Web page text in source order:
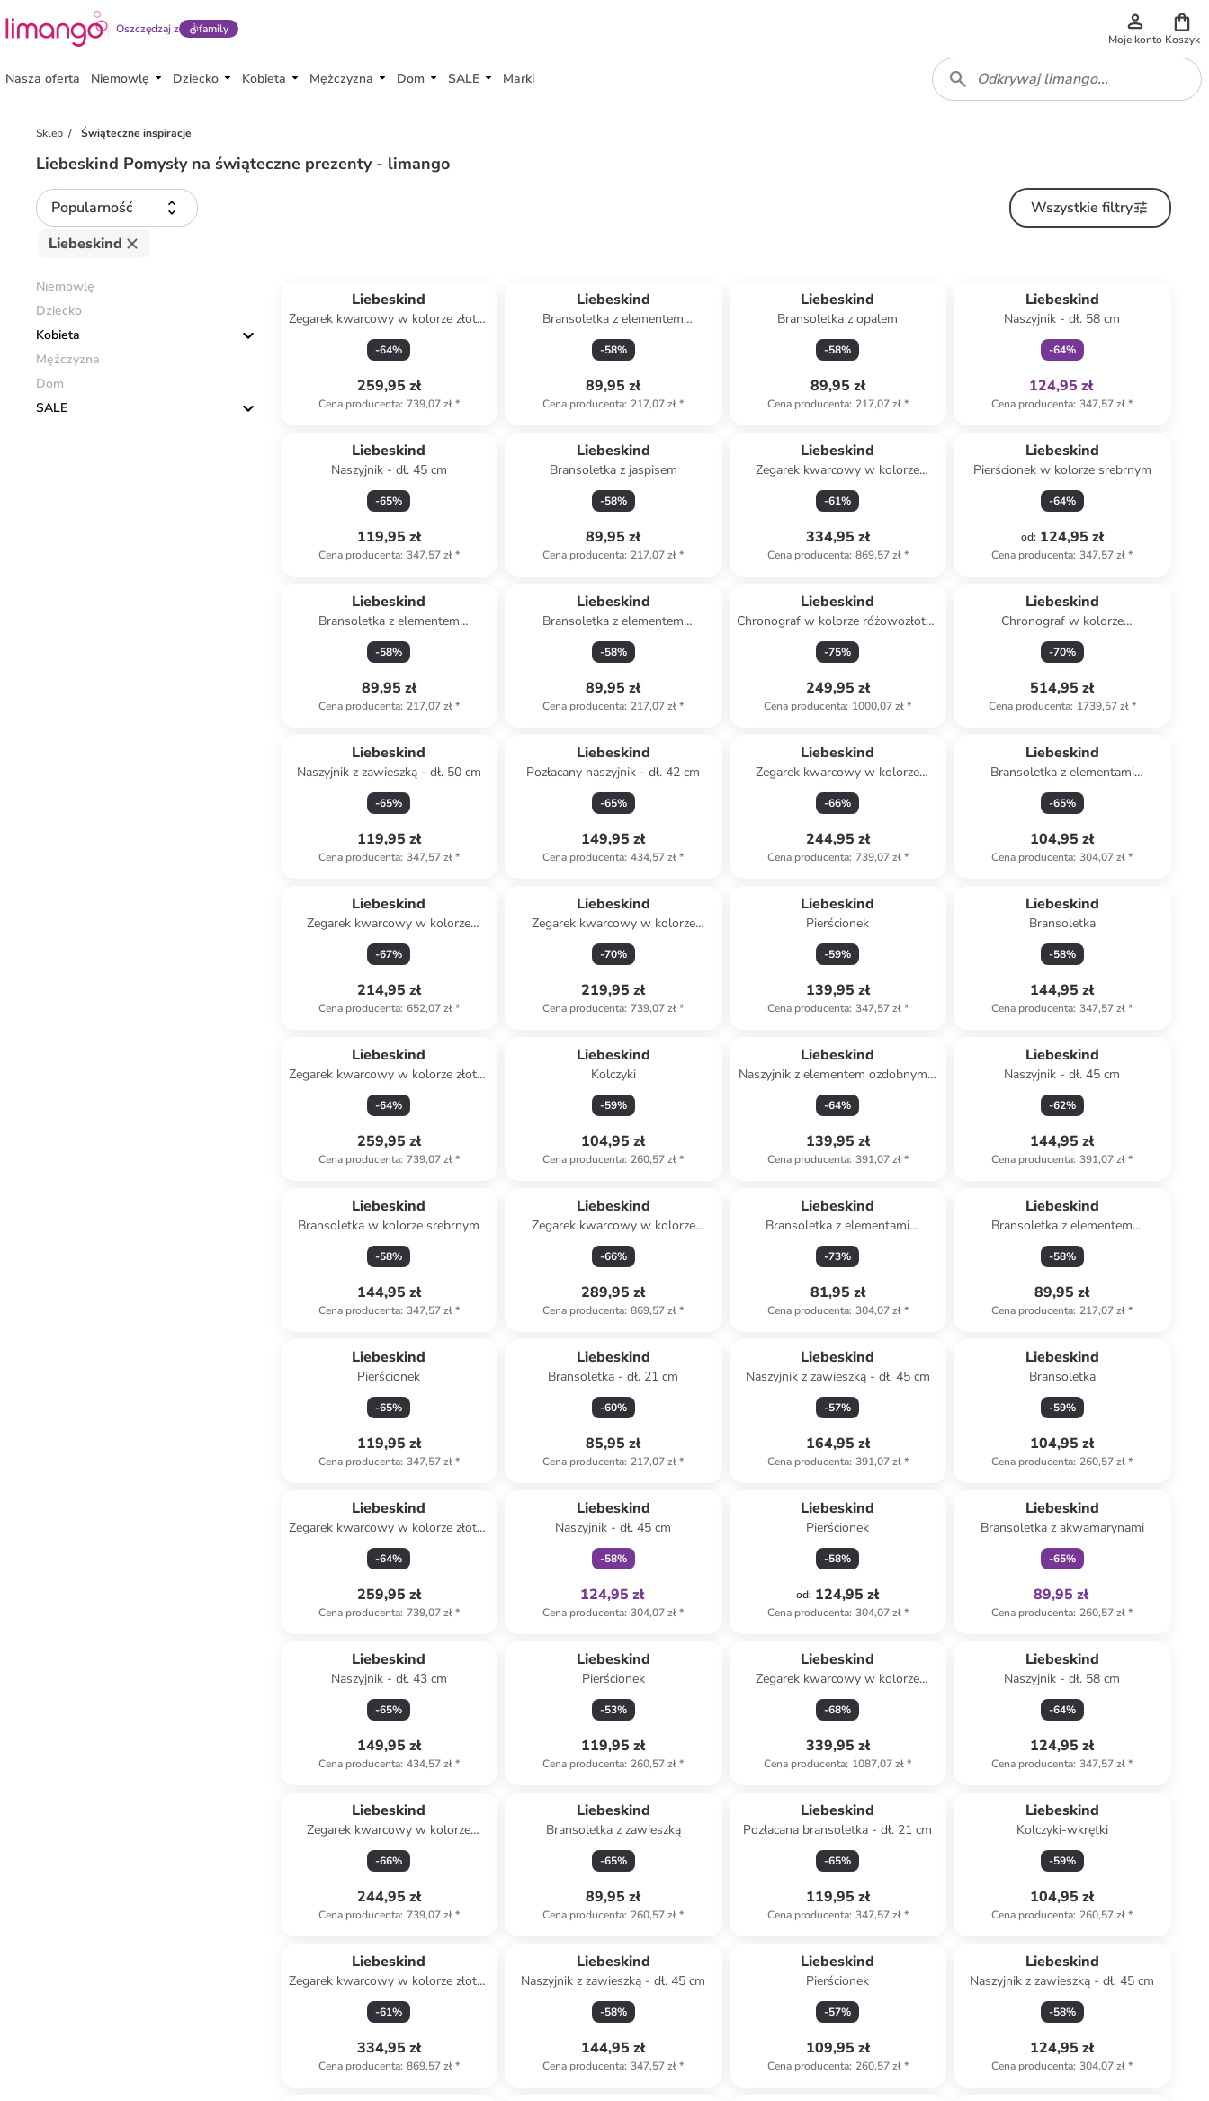
Oszczędzaj z family
Moje konto Koszyk
Nasza oferta Niemowlę Dziecko Kobieta Mężczyzna Dom SALE Marki
Sklep Świąteczne inspiracje
Liebeskind Pomysły na świąteczne prezenty - limango
Popularność
Wszystkie filtry
Liebeskind
Niemowlę
Dziecko
Kobieta
Mężczyzna
Dom
SALE
Liebeskind
Zegarek kwarcowy w kolorze złoto-
białym
-64%
259,95 zł
Cena producenta: 739,07 zł*
Liebeskind
Bransoletka z elementem
ozdobnym
-58%
89,95 zł
Cena producenta: 217,07 zł*
Liebeskind
Bransoletka z opalem
-58%
89,95 zł
Cena producenta: 217,07 zł*
Liebeskind
Naszyjnik - dł. 58 cm
-64%
124,95 zł
Cena producenta: 347,57 zł*
Liebeskind
Naszyjnik - dł. 45 cm
-65%
119,95 zł
Cena producenta: 347,57 zł*
Liebeskind
Bransoletka z jaspisem
-58%
89,95 zł
Cena producenta: 217,07 zł*
Liebeskind
Zegarek kwarcowy w kolorze
srebrno-błękitnym
-61%
334,95 zł
Cena producenta: 869,57 zł*
Liebeskind
Pierścionek w kolorze srebrnym
-64%
od: 124,95 zł
Cena producenta: 347,57 zł*
Liebeskind
Bransoletka z elementem
ozdobnym
-58%
89,95 zł
Cena producenta: 217,07 zł*
Liebeskind
Bransoletka z elementem
ozdobnym
-58%
89,95 zł
Cena producenta: 217,07 zł*
Liebeskind
Chronograf w kolorze różowozłoto-
czarnym
-75%
249,95 zł
Cena producenta: 1000,07 zł*
Liebeskind
Chronograf w kolorze
różowozłotym
-70%
514,95 zł
Cena producenta: 1739,57 zł*
Liebeskind
Naszyjnik z zawieszką - dł. 50 cm
-65%
119,95 zł
Cena producenta: 347,57 zł*
Liebeskind
Pozłacany naszyjnik - dł. 42 cm
-65%
149,95 zł
Cena producenta: 434,57 zł*
Liebeskind
Zegarek kwarcowy w kolorze
różowozłoto-szarym
-66%
244,95 zł
Cena producenta: 739,07 zł*
Liebeskind
Bransoletka z elementami
ozdobnymi
-65%
104,95 zł
Cena producenta: 304,07 zł*
Liebeskind
Zegarek kwarcowy w kolorze
srebrnym
-67%
214,95 zł
Cena producenta: 652,07 zł*
Liebeskind
Zegarek kwarcowy w kolorze
srebrno-czarnym
-70%
219,95 zł
Cena producenta: 739,07 zł*
Liebeskind
Pierścionek
-59%
139,95 zł
Cena producenta: 347,57 zł*
Liebeskind
Bransoletka
-58%
144,95 zł
Cena producenta: 347,57 zł*
Liebeskind
Zegarek kwarcowy w kolorze złoto-
białym
-64%
259,95 zł
Cena producenta: 739,07 zł*
Liebeskind
Kolczyki
-59%
104,95 zł
Cena producenta: 260,57 zł*
Liebeskind
Naszyjnik z elementem ozdobnym -
dł. 45 cm
-64%
139,95 zł
Cena producenta: 391,07 zł*
Liebeskind
Naszyjnik - dł. 45 cm
-62%
144,95 zł
Cena producenta: 391,07 zł*
Liebeskind
Bransoletka w kolorze srebrnym
-58%
144,95 zł
Cena producenta: 347,57 zł*
Liebeskind
Zegarek kwarcowy w kolorze
srebrno-złotym
-66%
289,95 zł
Cena producenta: 869,57 zł*
Liebeskind
Bransoletka z elementami
ozdobnymi
-73%
81,95 zł
Cena producenta: 304,07 zł*
Liebeskind
Bransoletka z elementem
ozdobnym
-58%
89,95 zł
Cena producenta: 217,07 zł*
Liebeskind
Pierścionek
-65%
119,95 zł
Cena producenta: 347,57 zł*
Liebeskind
Bransoletka - dł. 21 cm
-60%
85,95 zł
Cena producenta: 217,07 zł*
Liebeskind
Naszyjnik z zawieszką - dł. 45 cm
-57%
164,95 zł
Cena producenta: 391,07 zł*
Liebeskind
Bransoletka
-59%
104,95 zł
Cena producenta: 260,57 zł*
Liebeskind
Zegarek kwarcowy w kolorze złoto-
białym
-64%
259,95 zł
Cena producenta: 739,07 zł*
Liebeskind
Naszyjnik - dł. 45 cm
-58%
124,95 zł
Cena producenta: 304,07 zł*
Liebeskind
Pierścionek
-58%
od: 124,95 zł
Cena producenta: 304,07 zł*
Liebeskind
Bransoletka z akwamarynami
-65%
89,95 zł
Cena producenta: 260,57 zł*
Liebeskind
Naszyjnik - dł. 43 cm
-65%
149,95 zł
Cena producenta: 434,57 zł*
Liebeskind
Pierścionek
-53%
119,95 zł
Cena producenta: 260,57 zł*
Liebeskind
Zegarek kwarcowy w kolorze
srebrno-białym
-68%
339,95 zł
Cena producenta: 1087,07 zł*
Liebeskind
Naszyjnik - dł. 58 cm
-64%
124,95 zł
Cena producenta: 347,57 zł*
Liebeskind
Zegarek kwarcowy w kolorze
złotym
-66%
244,95 zł
Cena producenta: 739,07 zł*
Liebeskind
Bransoletka z zawieszką
-65%
89,95 zł
Cena producenta: 260,57 zł*
Liebeskind
Pozłacana bransoletka - dł. 21 cm
-65%
119,95 zł
Cena producenta: 347,57 zł*
Liebeskind
Kolczyki-wkrętki
-59%
104,95 zł
Cena producenta: 260,57 zł*
Liebeskind
Zegarek kwarcowy w kolorze złoto-
czarnym
-61%
334,95 zł
Cena producenta: 869,57 zł*
Liebeskind
Naszyjnik z zawieszką - dł. 45 cm
-58%
144,95 zł
Cena producenta: 347,57 zł*
Liebeskind
Pierścionek
-57%
109,95 zł
Cena producenta: 260,57 zł*
Liebeskind
Naszyjnik z zawieszką - dł. 45 cm
-58%
124,95 zł
Cena producenta: 304,07 zł*